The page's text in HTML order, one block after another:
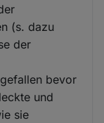
(s. dazu
der
bevor
und
sie